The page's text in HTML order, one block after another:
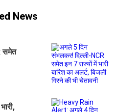
News
समेत